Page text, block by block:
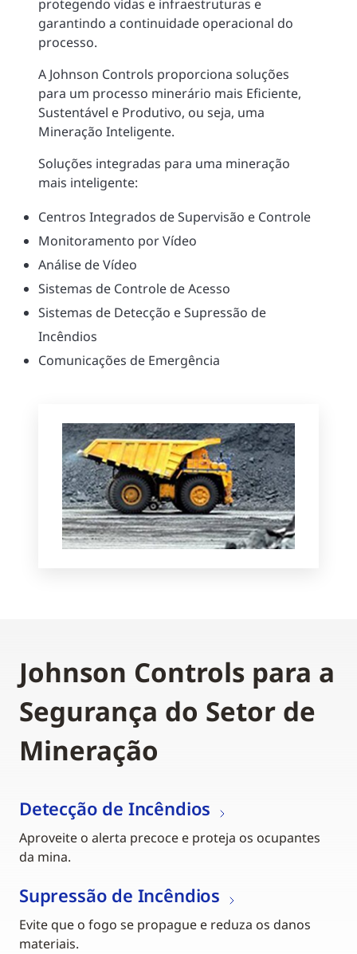
protegendo vidas e infraestruturas e
garantindo a continuidade operacional do
processo.
A Johnson Controls proporciona soluções
para um processo minerário mais Eficiente,
Sustentável e Produtivo, ou seja, uma
Mineração Inteligente.
Soluções integradas para uma mineração
mais inteligente:
Centros Integrados de Supervisão e Controle
Monitoramento por Vídeo
Análise de Vídeo
Sistemas de Controle de Acesso
Sistemas de Detecção e Supressão de
Incêndios
Comunicações de Emergência
Johnson Controls para a
Segurança do Setor de
Mineração
Detecção de Incêndios
Aproveite o alerta precoce e proteja os ocupantes
da mina.
Supressão de Incêndios
Evite que o fogo se propague e reduza os danos
materiais.